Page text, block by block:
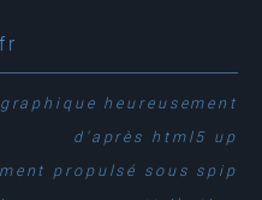
heureusement
d'après html5 up
propulsé sous spip